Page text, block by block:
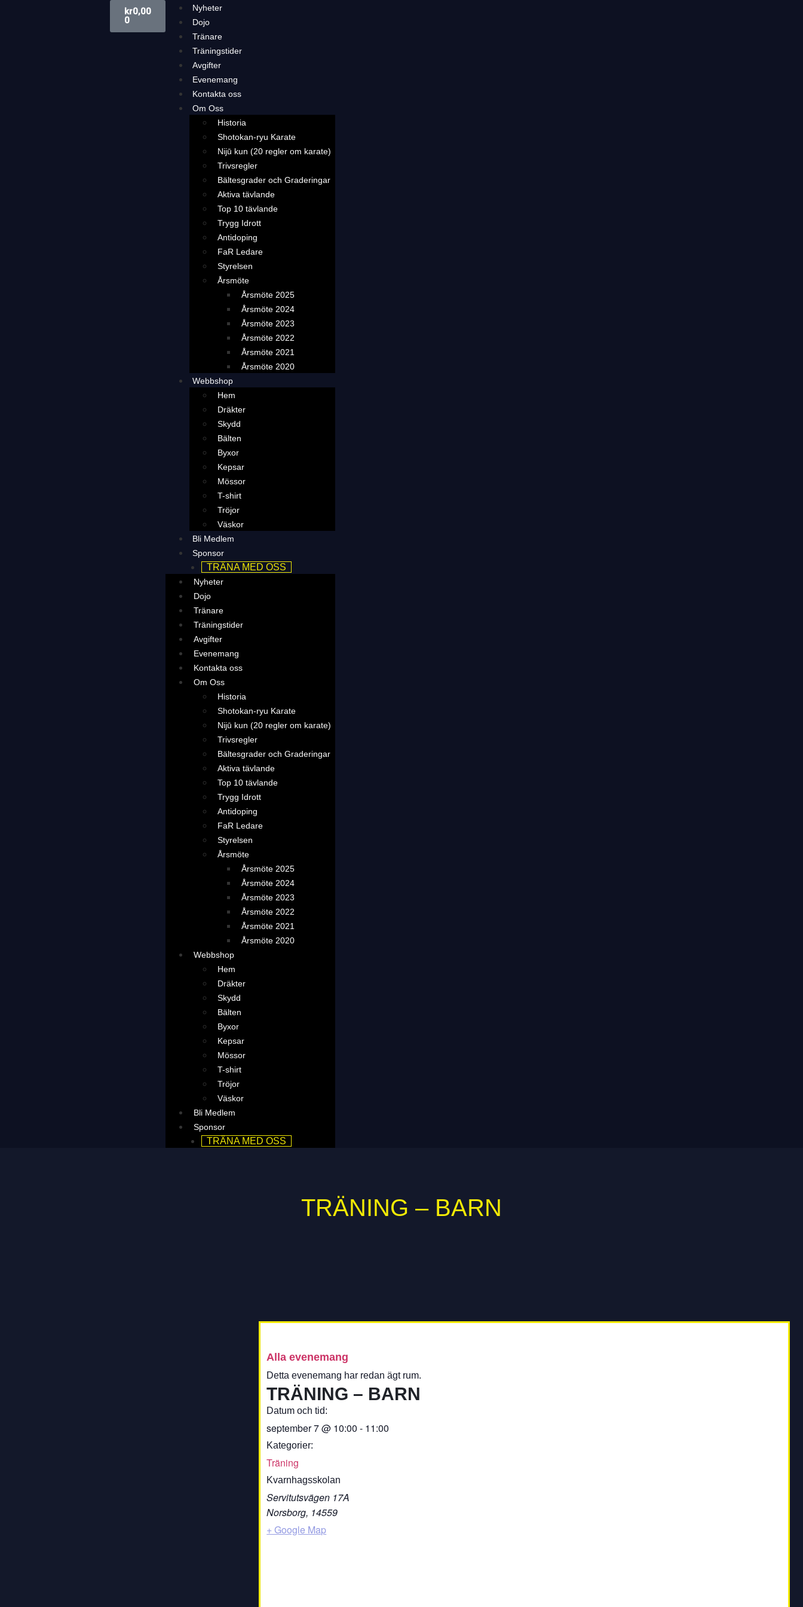
kr0,00
0
Nyheter
Dojo
Tränare
Träningstider
Avgifter
Evenemang
Kontakta oss
Om Oss
Historia
Shotokan-ryu Karate
Nijū kun (20 regler om karate)
Trivsregler
Bältesgrader och Graderingar
Aktiva tävlande
Top 10 tävlande
Trygg Idrott
Antidoping
FaR Ledare
Styrelsen
Årsmöte
Årsmöte 2025
Årsmöte 2024
Årsmöte 2023
Årsmöte 2022
Årsmöte 2021
Årsmöte 2020
Webbshop
Hem
Dräkter
Skydd
Bälten
Byxor
Kepsar
Mössor
T-shirt
Tröjor
Väskor
Bli Medlem
Sponsor
TRÄNA MED OSS
Nyheter
Dojo
Tränare
Träningstider
Avgifter
Evenemang
Kontakta oss
Om Oss
Historia
Shotokan-ryu Karate
Nijū kun (20 regler om karate)
Trivsregler
Bältesgrader och Graderingar
Aktiva tävlande
Top 10 tävlande
Trygg Idrott
Antidoping
FaR Ledare
Styrelsen
Årsmöte
Årsmöte 2025
Årsmöte 2024
Årsmöte 2023
Årsmöte 2022
Årsmöte 2021
Årsmöte 2020
Webbshop
Hem
Dräkter
Skydd
Bälten
Byxor
Kepsar
Mössor
T-shirt
Tröjor
Väskor
Bli Medlem
Sponsor
TRÄNA MED OSS
TRÄNING – BARN
Alla evenemang
Detta evenemang har redan ägt rum.
TRÄNING – BARN
Datum och tid:
september 7@ 10:00 - 11:00
Kategorier:
Träning
Kvarnhagsskolan
Servitutsvägen 17A
Norsborg, 14559
+ Google Map